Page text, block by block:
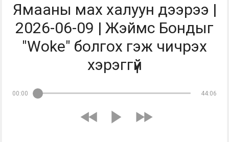
Ямааны мах халуун дээрээ |
2026-06-09 | Жэймс Бондыг
"Woke" болгох гэж чичрэх
хэрэггүй
00:00 44:06